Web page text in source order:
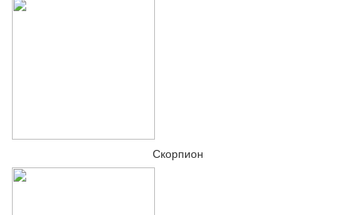
Скорпион